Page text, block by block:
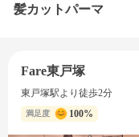
髪カットパーマ
Fare東戸塚
東戸塚駅より徒歩2分
満足度 100%